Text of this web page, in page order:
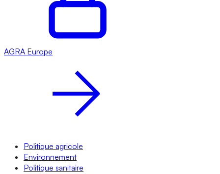
AGRA Europe
Politique agricole
Environnement
Politique sanitaire